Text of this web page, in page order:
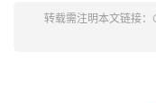
转载需注明本文链接：